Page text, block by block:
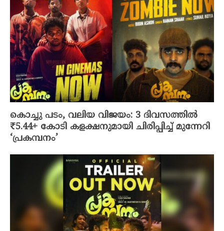
കൊച്ചു പടം, വലിയ വിജയം: 3 ദിവസത്തിൽ
₹5.44+ കോടി കളക്ഷനുമായി ചിരിപ്പിച്ച് മുന്നേറി
‘പ്രകമ്പനം’